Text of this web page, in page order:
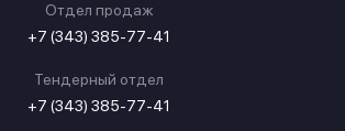
Отдел продаж
+7 (343) 385-77-41
Тендерный отдел
+7 (343) 385-77-41